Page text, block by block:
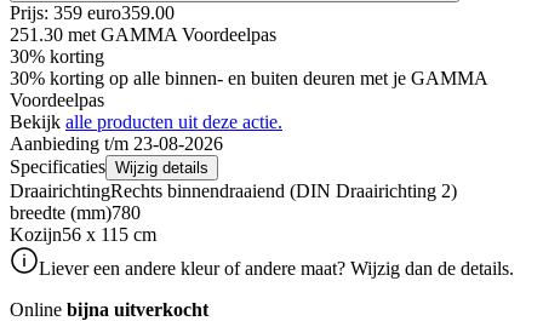
Prijs: 359 euro359.00
251.30 met GAMMA Voordeelpas
30% korting
30% korting op alle binnen- en buiten deuren met je GAMMA
Voordeelpas
Bekijk alle producten uit deze actie.
Aanbieding t/m 23-08-2026
Specificaties Wijzig details
DraairichtingRechts binnendraaiend (DIN Draairichting 2)
breedte (mm)780
Kozijn56 x 115 cm
Liever een andere kleur of andere maat? Wijzig dan de details.
Online bijna uitverkocht